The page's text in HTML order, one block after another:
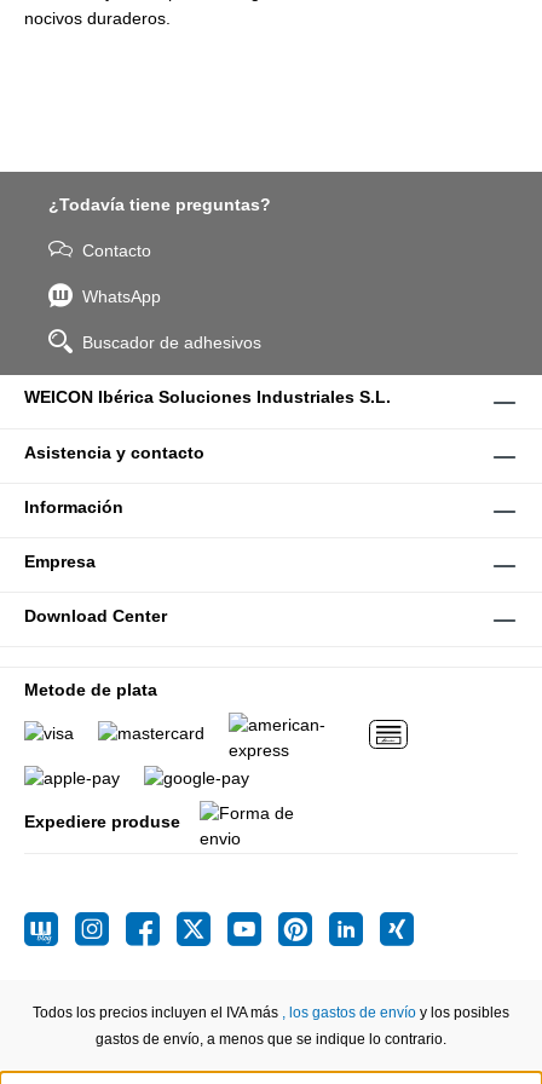
nocivos duraderos.
¿Todavía tiene preguntas?
Contacto
WhatsApp
Buscador de adhesivos
WEICON Ibérica Soluciones Industriales S.L.
Asistencia y contacto
Información
Empresa
Download Center
Metode de plata
Expediere produse
Todos los precios incluyen el IVA más , los gastos de envío y los posibles
gastos de envío, a menos que se indique lo contrario.